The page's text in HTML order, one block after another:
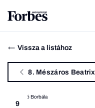
Vissza a listához
8. Mészáros Beatrix
9